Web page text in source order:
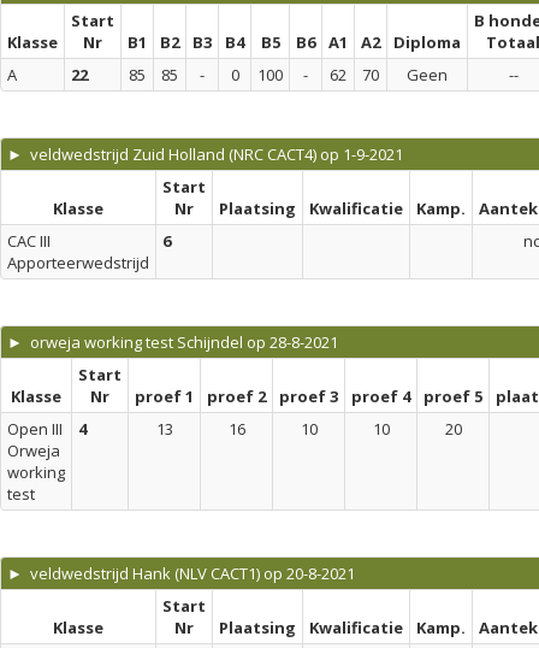
Klasse
Start
Nr
B1 B2 B3 B4 B5 B6 A1 A2 Diploma
B
Totaal
A
22 85 85 - 0 100 - 62 70 Geen --
► veldwedstrijd Zuid Holland (NRC CACT4) op 1-9-2021
Klasse
Start
Nr
Plaatsing Kwalificatie Kamp.
CAC III
Apporteerwedstrijd
6 nc
► orweja working test Schijndel op 28-8-2021
Klasse
Start
Nr
proef 1 proef 2 proef 3 proef 4 proef 5
Open III
Orweja
working
test
4 13 16 10 10 20
► veldwedstrijd Hank (NLV CACT1) op 20-8-2021
Klasse
Start
Nr
Plaatsing Kwalificatie Kamp.